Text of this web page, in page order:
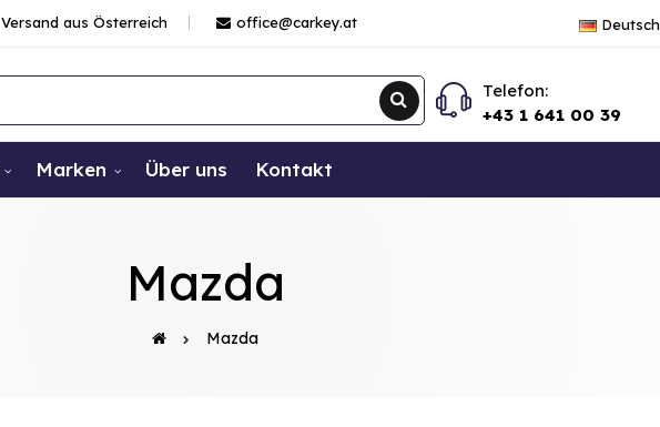
Versand aus Österreich office@carkey.at Deutsch
Telefon:
+43 1 641 00 39
Marken Über uns Kontakt
Mazda
Mazda